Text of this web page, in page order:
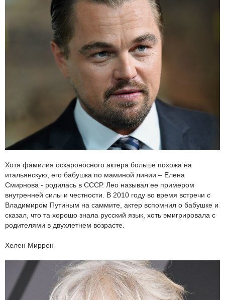
Хотя фамилия оскароносного актера больше похожа на
итальянскую, его бабушка по маминой линии – Елена
Смирнова - родилась в СССР. Лео называл ее примером
внутренней силы и честности. В 2010 году во время встречи с
Владимиром Путиным на саммите, актер вспомнил о бабушке и
сказал, что та хорошо знала русский язык, хоть эмигрировала с
родителями в двухлетнем возрасте.
Хелен Миррен